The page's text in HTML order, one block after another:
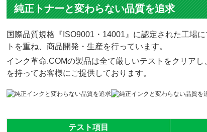
純正トナーと変わらない品質を追求
国際品質規格『ISO9001・14001』に認定された工場
トを重ね、商品開発・生産を行っています。
インク革命.COMの製品は全て厳しいテストをクリア
を持ってお客様にご提供しております。
テスト項目